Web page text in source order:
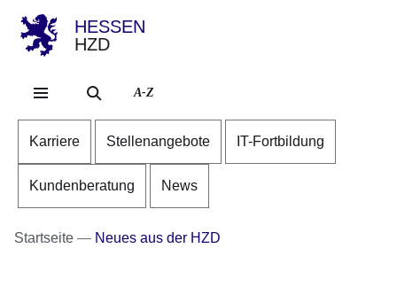
HESSEN
HZD
A-Z
Karriere Stellenangebote IT-Fortbildung
Kundenberatung News
Startseite Neues aus der HZD